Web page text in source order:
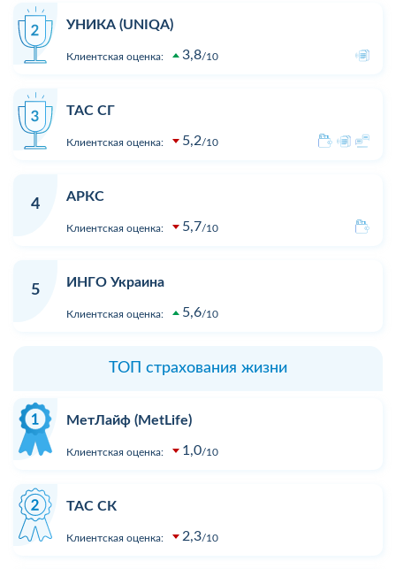
УНИКА (UNIQA)
Клиентская оценка: 3,8 10
ТАС СГ
Клиентская оценка: 5,2 10
4
АРКС
Клиентская оценка: 5,7 10
5
ИНГО Украина
Клиентская оценка: 5,6 10
ТОП страхования жизни
МетЛайф (MetLife)
Клиентская оценка: 1,0 10
ТАС СК
Клиентская оценка: 2,3 10